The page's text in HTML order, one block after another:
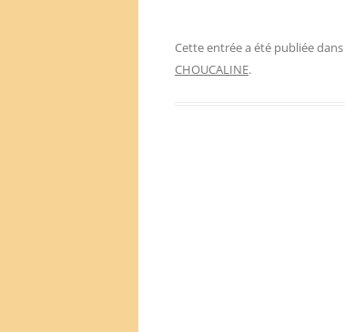
Cette entrée a été publiée dans
CHOUCALINE.